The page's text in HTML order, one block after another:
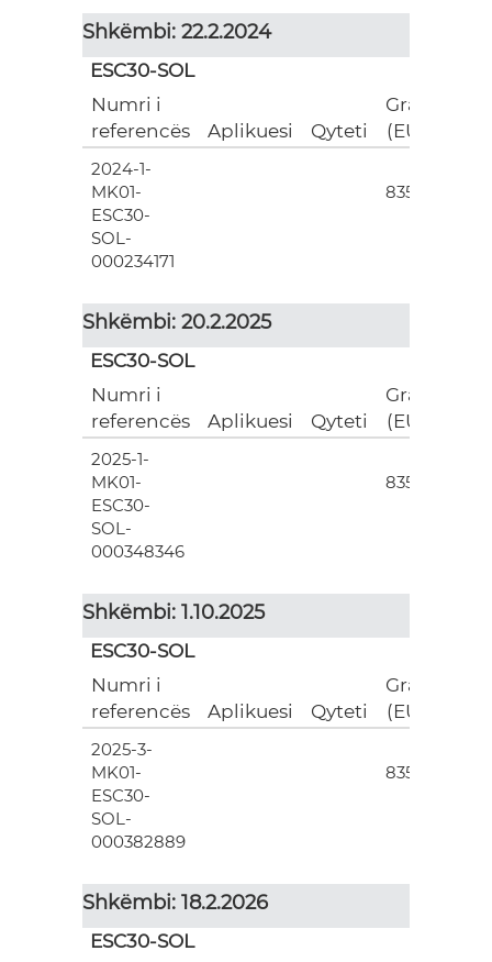
Shkëmbi: 22.2.2024
ESC30-SOL
Numri i
referencës
Aplikuesi Qyteti
Grant
(EUR)
2024-1-
MK01-
ESC30-
SOL-
000234171
835.00
Shkëmbi: 20.2.2025
ESC30-SOL
Numri i
referencës
Aplikuesi Qyteti
Grant
(EUR)
2025-1-
MK01-
ESC30-
SOL-
000348346
835.00
Shkëmbi: 1.10.2025
ESC30-SOL
Numri i
referencës
Aplikuesi Qyteti
Grant
(EUR)
2025-3-
MK01-
ESC30-
SOL-
000382889
835.00
Shkëmbi: 18.2.2026
ESC30-SOL